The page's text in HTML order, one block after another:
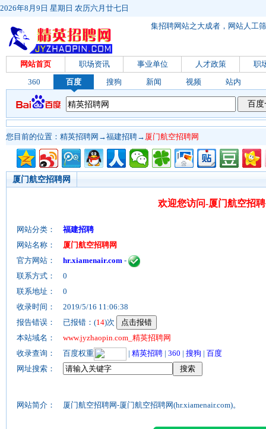
2026年8月9日 星期日 农历六月廿七日
集招聘网站之大成者，网站人工
网站首页 职场资讯 事业单位 人才政策
职
360
百度 搜狗 新闻 视频 站内
您目前的位置： 精英招聘网 →福建招聘→ 厦门航空招聘网
厦门航空招聘网
欢迎您访问-厦门航空招
网站分类：
福建招聘
网站名称：
厦门航空招聘网
官方网站：
hr.xiamenair.com -
联系方式：
0
联系地址：
0
收录时间：
2019/5/16 11:06:38
报告错误：
已报错：(14)次
本站域名：
www.jyzhaopin.com_精英招聘网
收录查询：
百度权重 | 精英招聘 | 360 | 搜狗 | 百度
网址搜索：
网站简介： 厦门航空招聘网-厦门航空招聘网(hr.xiamenair.com)。